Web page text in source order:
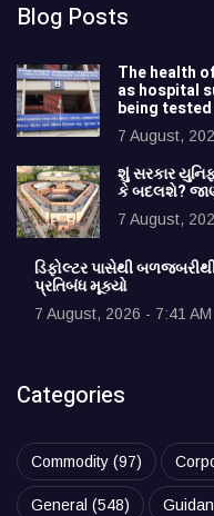
Blog Posts
The health
as hospital
being tested
7 August,
શું સરકાર
કે બદલશે?
7 August,
ડિફોલ્ટર પાસેથી
પ્રતિબંધ મૂક્યો
7 August, 2026 - 7:41 AM
Categories
Commodity (97)
General (548)